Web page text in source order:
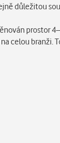
důležitou
prostor
celou branži.